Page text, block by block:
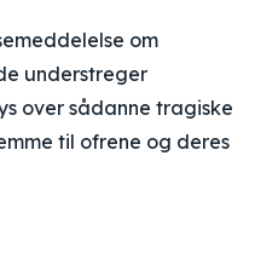
om
understreger
over sådanne tragiske
til ofrene og deres